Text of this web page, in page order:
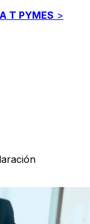
T PYMES >